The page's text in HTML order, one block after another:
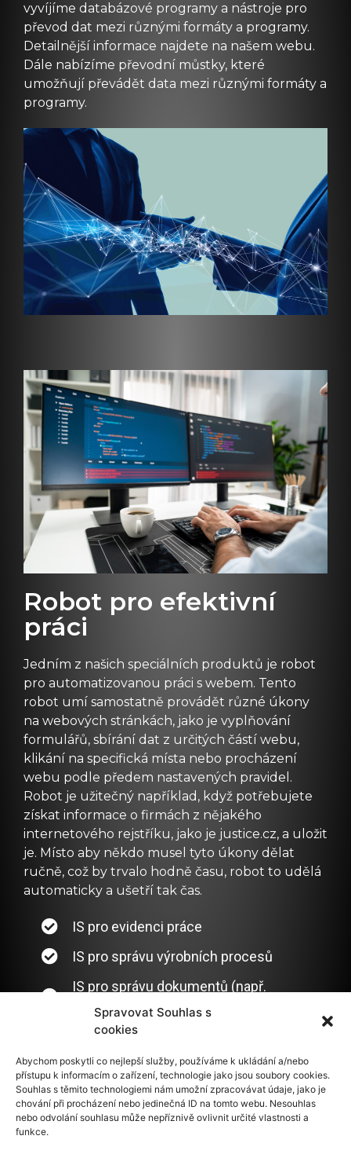
Spravovat Souhlas s
cookies
Abychom poskytli co nejlepší služby, používáme k ukládání a/nebo
přístupu k informacím o zařízení, technologie jako jsou soubory cookies.
Souhlas s těmito technologiemi nám umožní zpracovávat údaje, jako je
chování při procházení nebo jedinečná ID na tomto webu. Nesouhlas
nebo odvolání souhlasu může nepříznivě ovlivnit určité vlastnosti a
funkce.
vyvíjíme databázové programy a nástroje pro
převod dat mezi různými formáty a programy.
Detailnější informace najdete na našem webu.
Dále nabízíme převodní můstky, které
umožňují převádět data mezi různými formáty a
programy.
Robot pro efektivní
práci
Jedním z našich speciálních produktů je robot
pro automatizovanou práci s webem. Tento
robot umí samostatně provádět různé úkony
na webových stránkách, jako je vyplňování
formulářů, sbírání dat z určitých částí webu,
klikání na specifická místa nebo procházení
webu podle předem nastavených pravidel.
Robot je užitečný například, když potřebujete
získat informace o firmách z nějakého
internetového rejstříku, jako je justice.cz, a uložit
je. Místo aby někdo musel tyto úkony dělat
ručně, což by trvalo hodně času, robot to udělá
automaticky a ušetří tak čas.
IS pro evidenci práce
IS pro správu výrobních procesů
IS pro správu dokumentů (např.
formáty docx, xlsx, csv)